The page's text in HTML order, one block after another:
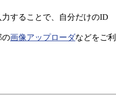
することで、自分だけのID
の画像アップローダなどをご利